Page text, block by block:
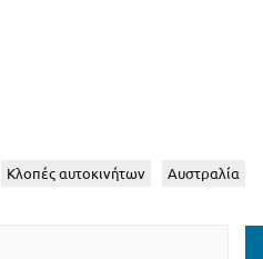
Κλοπές αυτοκινήτων Αυστραλία